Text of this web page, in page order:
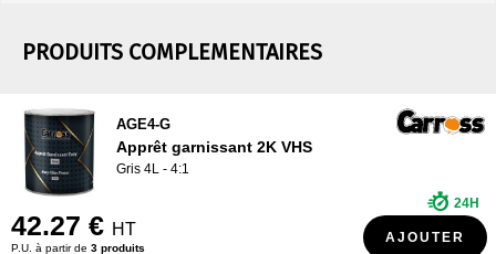
PRODUITS COMPLEMENTAIRES
AGE4-G
Apprêt garnissant 2K VHS
Gris 4L - 4:1
42.27 € HT
P.U. à partir de 3 produits
24H
AJOUTER